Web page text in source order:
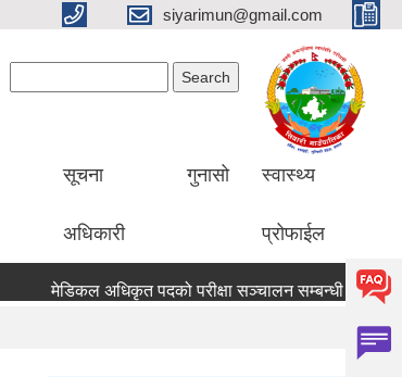
siyarimun@gmail.com
सूचना
अधिकारी
गुनासो स्वास्थ्य
प्रोफाईल
मेडिकल अधिकृत पदको परीक्षा सञ्चालन सम्बन्धी सूचना